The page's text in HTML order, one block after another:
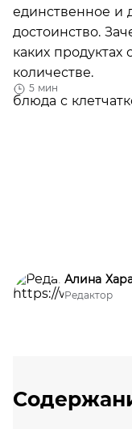
5 мин
единственное и
достоинство.
каких
количестве.
Алина
Редактор